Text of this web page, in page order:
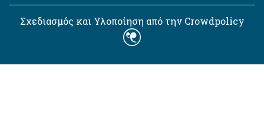
Σχεδιασμός και Υλοποίηση από την Crowdpolicy